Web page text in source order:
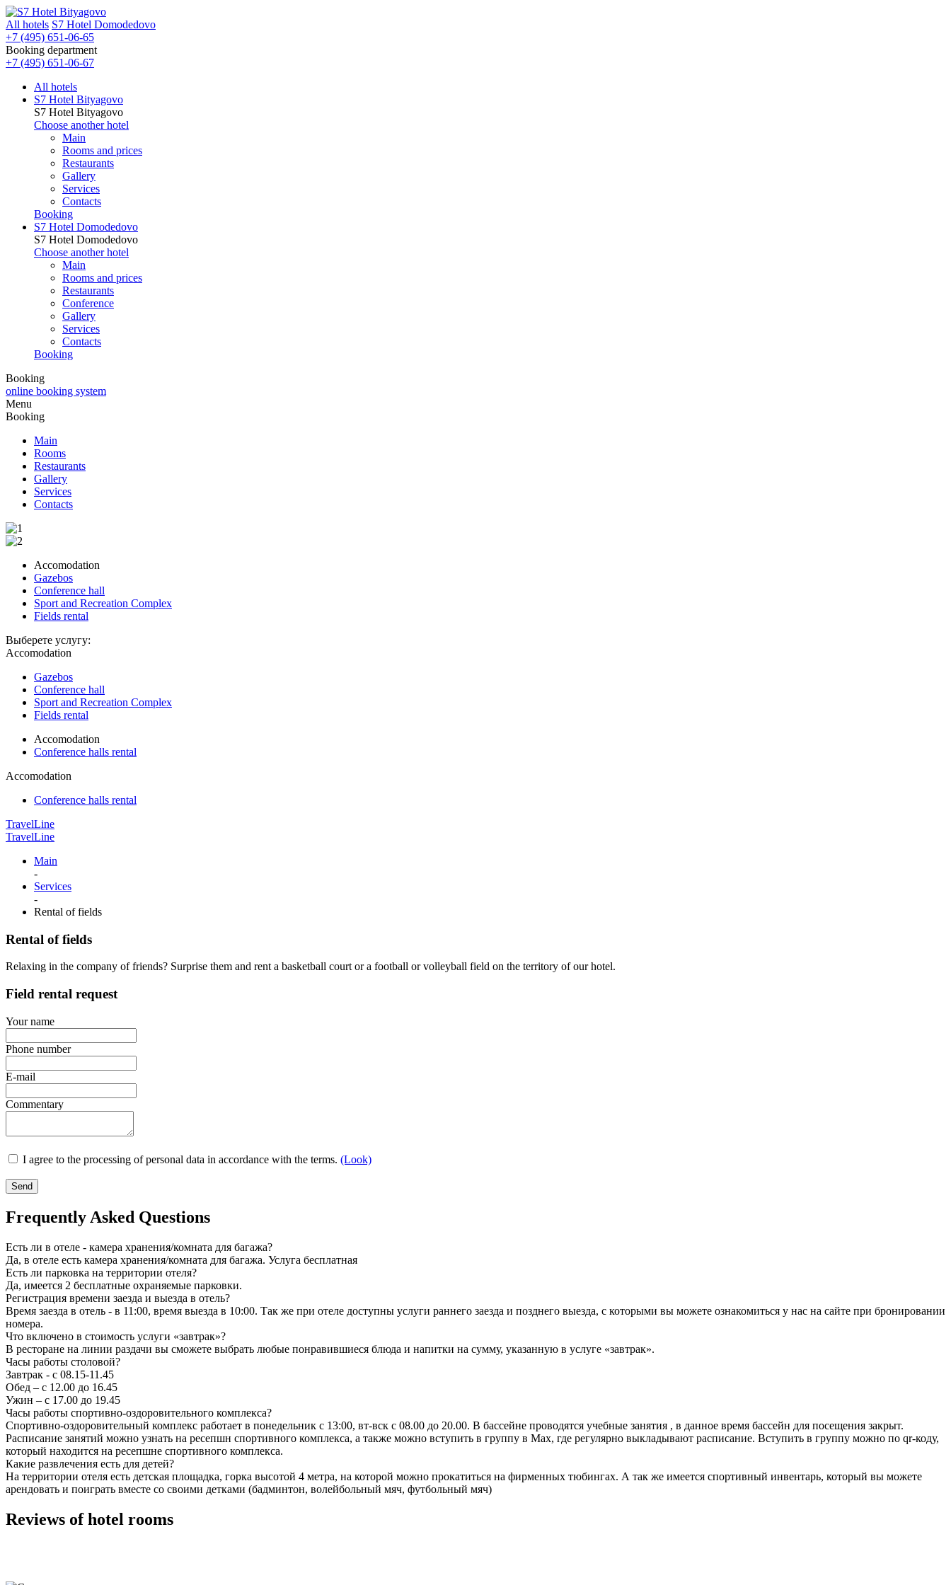
All hotels S7 Hotel Domodedovo
+7 (495) 651-06-65
Booking department
+7 (495) 651-06-67
All hotels
S7 Hotel Bityagovo
S7 Hotel Bityagovo
Choose another hotel
Main
Rooms and prices
Restaurants
Gallery
Services
Contacts
Booking
S7 Hotel Domodedovo
S7 Hotel Domodedovo
Choose another hotel
Main
Rooms and prices
Restaurants
Conference
Gallery
Services
Contacts
Booking
Booking
online booking system
Menu
Booking
Main
Rooms
Restaurants
Gallery
Services
Contacts
Accomodation
Gazebos
Conference hall
Sport and Recreation Complex
Fields rental
Выберете услугу:
Accomodation
Gazebos
Conference hall
Sport and Recreation Complex
Fields rental
Accomodation
Conference halls rental
Accomodation
Conference halls rental
TravelLine
TravelLine
Main
-
Services
-
Rental of fields
Rental of fields
Relaxing in the company of friends? Surprise them and rent a basketball court or a football or volleyball field on the territory of our hotel.
Field rental request
Your name
Phone number
E-mail
Commentary
I agree to the processing of personal data in accordance with the terms. (Look)
Send
Frequently Asked Questions
Есть ли в отеле - камера хранения/комната для багажа?
Да, в отеле есть камера хранения/комната для багажа. Услуга бесплатная
Есть ли парковка на территории отеля?
Да, имеется 2 бесплатные охраняемые парковки.
Регистрация времени заезда и выезда в отель?
Время заезда в отель - в 11:00, время выезда в 10:00. Так же при отеле доступны услуги раннего заезда и позднего выезда, с которыми вы можете ознакомиться у нас на сайте при бронировании
номера.
Что включено в стоимость услуги «завтрак»?
В ресторане на линии раздачи вы сможете выбрать любые понравившиеся блюда и напитки на сумму, указанную в услуге «завтрак».
Часы работы столовой?
Завтрак - с 08.15-11.45
Обед – с 12.00 до 16.45
Ужин – с 17.00 до 19.45
Часы работы спортивно-оздоровительного комплекса?
Спортивно-оздоровительный комплекс работает в понедельник с 13:00, вт-вск с 08.00 до 20.00. В бассейне проводятся учебные занятия , в данное время бассейн для посещения закрыт.
Расписание занятий можно узнать на ресепшн спортивного комплекса, а также можно вступить в группу в Max, где регулярно выкладывают расписание. Вступить в группу можно по qr-коду,
который находится на ресепшне спортивного комплекса.
Какие развлечения есть для детей?
На территории отеля есть детская площадка, горка высотой 4 метра, на которой можно прокатиться на фирменных тюбингах. А так же имеется спортивный инвентарь, который вы можете
арендовать и поиграть вместе со своими детками (бадминтон, волейбольный мяч, футбольный мяч)
Reviews of hotel rooms